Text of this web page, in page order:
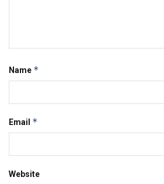
Name *
Email *
Website